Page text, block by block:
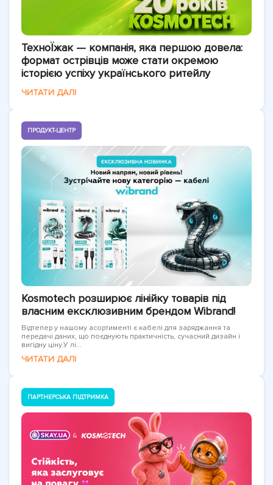
ТехноЇжак — компанія, яка першою довела:
формат острівців може стати окремою
історією успіху українського ритейлу
ЧИТАТИ ДАЛІ
ПРОДУКТ-ЦЕНТР
Kosmotech розширює лінійку товарів під
власним ексклюзивним брендом Wibrand!
Відтепер у нашому асортименті є кабелі для заряджання та
передачі даних, що поєднують практичність, сучасний дизайн і
вигідну ціну.У лі...
ЧИТАТИ ДАЛІ
ПАРТНЕРСЬКА ПІДТРИМКА